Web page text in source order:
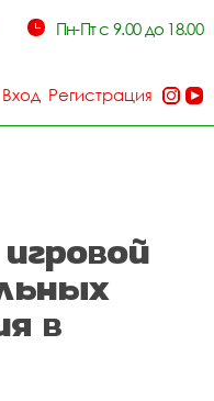
Пн-Пт с 9.00 до 18.00
Вход Регистрация
в